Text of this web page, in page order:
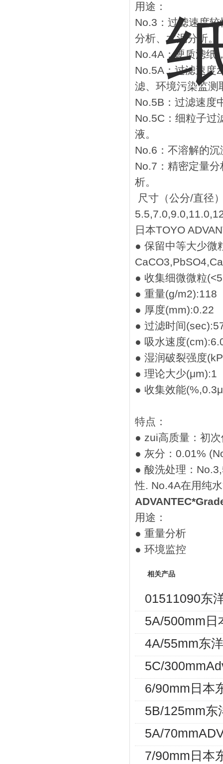
用途：
No.3：过滤速度
分析、水泥分析。
No.4A：硬质滤纸
No.5A：过滤速度
滤、环境污染监
No.5B：过滤速度
No.5C：细粒子过
液。
No.6：不溶解的
No.7：精密定量
析。
尺寸（公分/直径
日本TOYO
● 保留中等大少微
● 收集细微微粒
● 重量(g/m2):118
● 厚度(mm):0.22
● 过滤时间
● 吸水速度
● 湿润破裂强度
● 理论大少(μm):1
● 收集效能
特点：
● zui高质量：初
● 灰分：0.01%
● 酸洗处理：
性. No.4A在用纯
用途：
● 重量分析
● 环境监控
相关产品
01511090东
5A/500mm日
4A/55mm东
5C/
6/90mm日本
5B/125mm东
5A/
7/90mm日本